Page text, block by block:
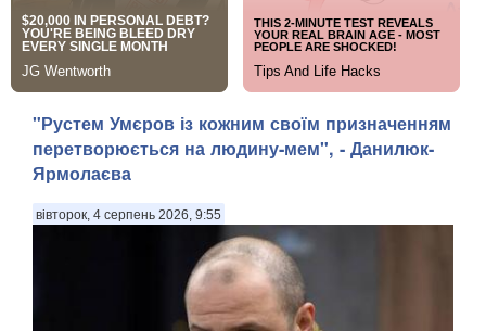
"Рустем Умєров із кожним своїм призначенням
перетворюється на людину-мем", - Данилюк-
Ярмолаєва
вівторок, 4 серпень 2026, 9:55